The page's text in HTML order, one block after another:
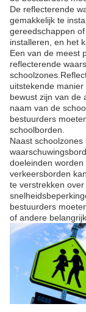
De reflecterende
gemakkelijk te
gereedschappen
installeren, en het
Een van de meest
reflecterende
uitstekende
bewust zijn van de
naam van de
bestuurders
schoolborden.
Naast
doeleinden
verkeersborden
te verstrekken
bestuurders
of andere